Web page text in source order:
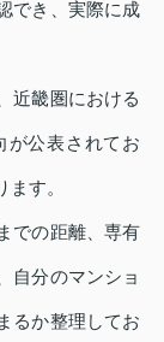
でき、実際に成
近畿圏における
が公表されてお
す。
での距離、専有
自分のマンショ
るか整理してお